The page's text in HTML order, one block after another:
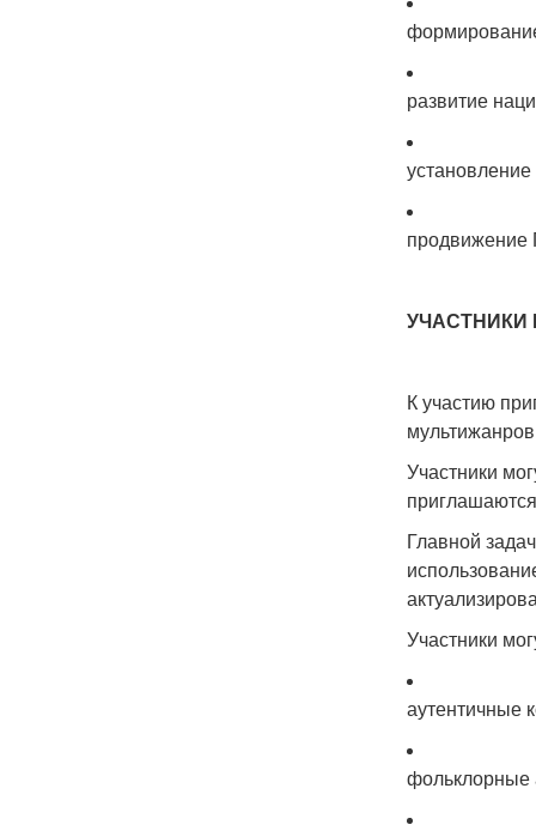
развитие
установление
продвижение
УЧАСТНИКИ
К участию
Участники
Главной
Участники
аутентичные
фольклорные